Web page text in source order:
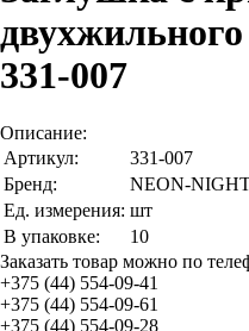
331-007
Описание:
Артикул:
331-007
Бренд:
NEON-
Ед. измерения: шт
В упаковке:
10
Заказать товар можно по
+375 (44) 554-09-41
+375 (44) 554-09-61
+375 (44) 554-09-28